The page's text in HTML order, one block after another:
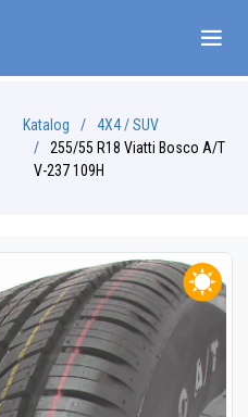
Katalog
4X4 / SUV
255/55 R18 Viatti Bosco A/T
V-237 109H